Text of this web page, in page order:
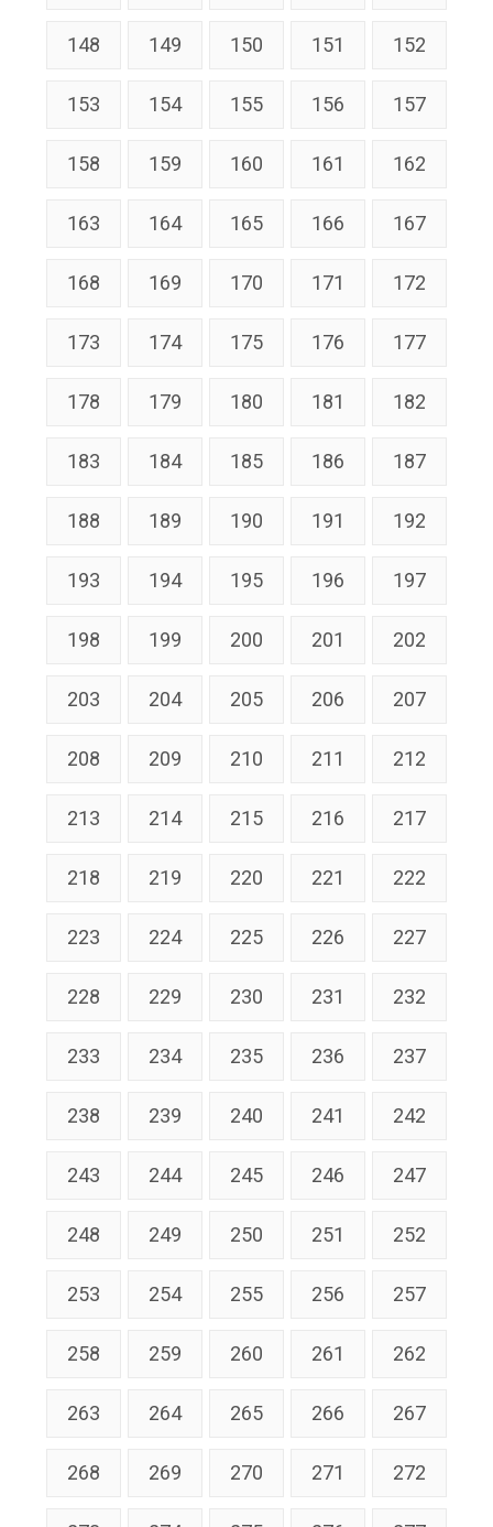
148 149 150 151 152
153 154 155 156 157
158 159 160 161 162
163 164 165 166 167
168 169 170 171 172
173 174 175 176 177
178 179 180 181 182
183 184 185 186 187
188 189 190 191 192
193 194 195 196 197
198 199 200 201 202
203 204 205 206 207
208 209 210 211 212
213 214 215 216 217
218 219 220 221 222
223 224 225 226 227
228 229 230 231 232
233 234 235 236 237
238 239 240 241 242
243 244 245 246 247
248 249 250 251 252
253 254 255 256 257
258 259 260 261 262
263 264 265 266 267
268 269 270 271 272